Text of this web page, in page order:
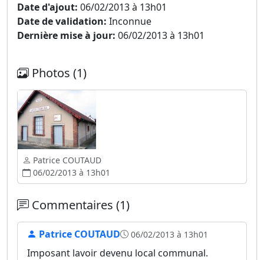
Date d'ajout: 06/02/2013 à 13h01
Date de validation: Inconnue
Dernière mise à jour: 06/02/2013 à 13h01
Photos (1)
Patrice COUTAUD
06/02/2013 à 13h01
Commentaires (1)
Patrice COUTAUD 06/02/2013 à 13h01
Imposant lavoir devenu local communal.